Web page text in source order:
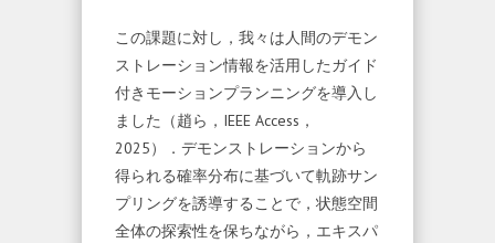
この課題に対し，我々は人間のデモン
ストレーション情報を活用したガイド
付きモーションプランニングを導入し
ました（趙ら，IEEE Access，
2025）．デモンストレーションから
得られる確率分布に基づいて軌跡サン
プリングを誘導することで，状態空間
全体の探索性を保ちながら，エキスパ